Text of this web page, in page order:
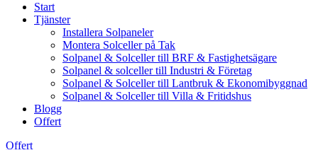
Start
Tjänster
Installera Solpaneler
Montera Solceller på Tak
Solpanel & Solceller till BRF & Fastighetsägare
Solpanel & solceller till Industri & Företag
Solpanel & Solceller till Lantbruk & Ekonomibyggnad
Solpanel & Solceller till Villa & Fritidshus
Blogg
Offert
Offert